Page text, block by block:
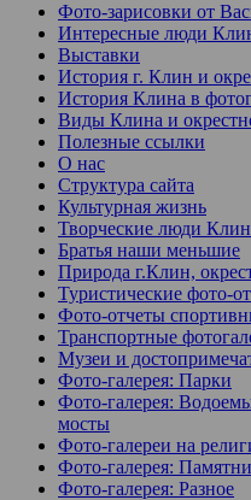
Фото-зарисовки от
Интересные люди
Выставки
История г. Клин и
История Клина в
Виды Клина и
Полезные ссылки
О нас
Структура сайта
Культурная жизнь
Творческие люди
Братья наши меньшие
Природа г.Клин,
Туристические фото-
Фото-отчеты
Транспортные
Музеи и
Фото-галерея: Парки
Фото-галерея:
мосты
Фото-галереи на
Фото-галерея:
Фото-галерея: Разное